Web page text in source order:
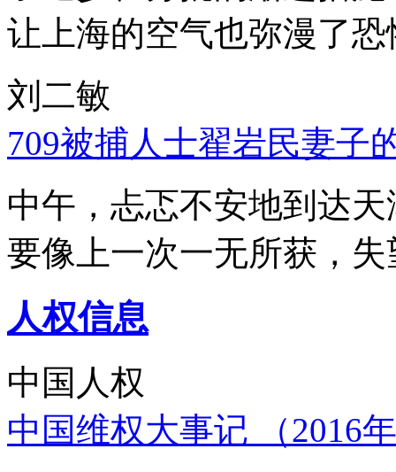
让上海的空气也弥漫了
刘二敏
709被捕人士翟岩民妻子
中午，忐忑不安地到达
要像上一次一无所获，
人权信息
中国人权
中国维权大事记 （2016